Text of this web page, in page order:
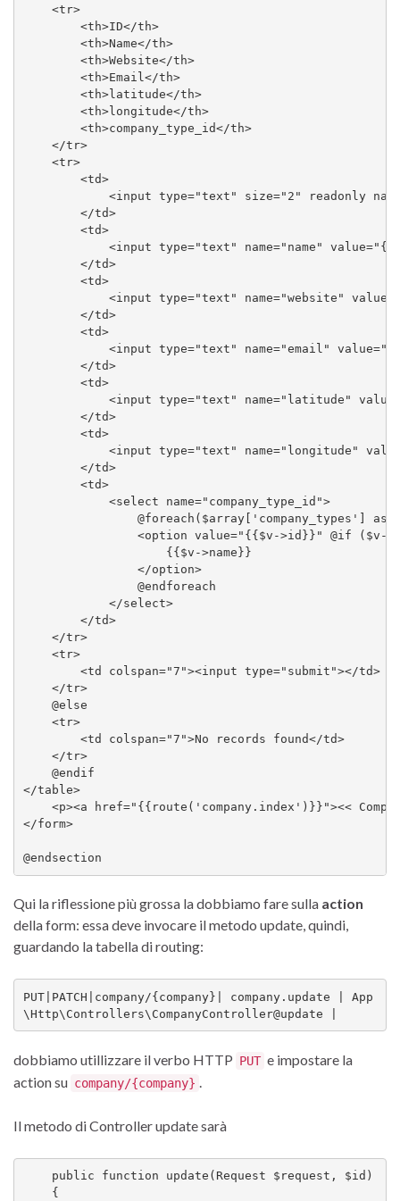
    <tr>
        <th>ID</th>
        <th>Name</th>
        <th>Website</th>
        <th>Email</th>
        <th>latitude</th>
        <th>longitude</th>
        <th>company_type_id</th>
    </tr>
    <tr>
        <td>
<input type="text" size="2" readonly
        </td>
        <td>
<input type="text" name="name"
        </td>
        <td>
<input type="text" name="website"
        </td>
        <td>
<input type="text" name="email"
        </td>
        <td>
<input type="text" name="latitude"
        </td>
        <td>
<input type="text" name="longitude"
        </td>
        <td>
            <select name="company_type_id">
@foreach($array['company_types'] as
<option value="{{$v->id}}" @if ($v-
                    {{$v->name}}
                </option>
                @endforeach
            </select>
        </td>
    </tr>
    <tr>
        <td colspan="7"><input type="submit"></td>
    </tr>
    @else
    <tr>
        <td colspan="7">No records found</td>
    </tr>
    @endif
</table>
<p><a href="{{route('company.index')}}"><<
</form>
@endsection
Qui la riflessione più grossa la dobbiamo fare sulla action
della form: essa deve invocare il metodo update, quindi,
guardando la tabella di routing:
PUT|PATCH|company/{company}| company.update | App
\Http\Controllers\CompanyController@update |
dobbiamo utillizzare il verbo HTTP PUT e impostare la
action su company/{company}
Il metodo di Controller update sarà
    public function update(Request $request, $id)
    {